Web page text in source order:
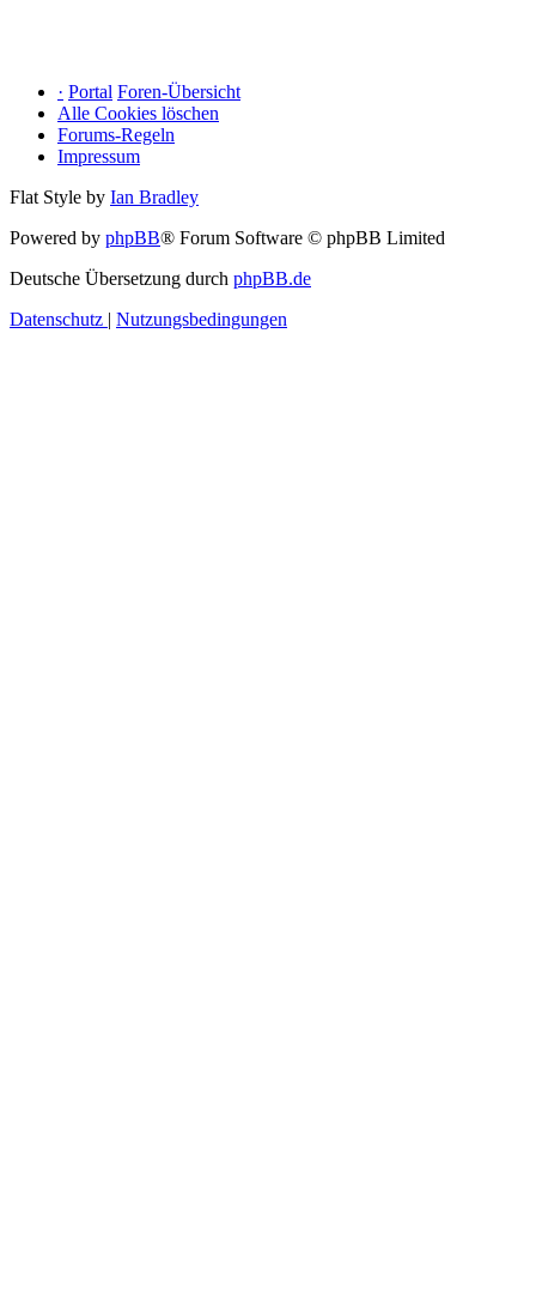
· Portal Foren-Übersicht
Alle Cookies löschen
Forums-Regeln
Impressum
Flat Style by Ian Bradley
Powered by phpBB® Forum Software © phpBB Limited
Deutsche Übersetzung durch phpBB.de
Datenschutz | Nutzungsbedingungen